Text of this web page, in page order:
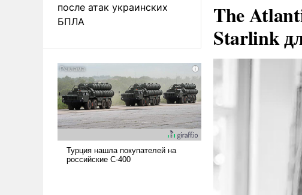
после атак украинских
БПЛА
The
Starlink